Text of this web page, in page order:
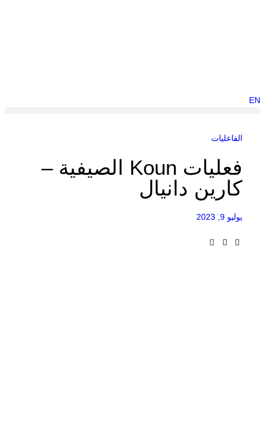
EN
الفاعليات
فعليات Koun الصيفية –
كارين دانيال
يوليو 9, 2023